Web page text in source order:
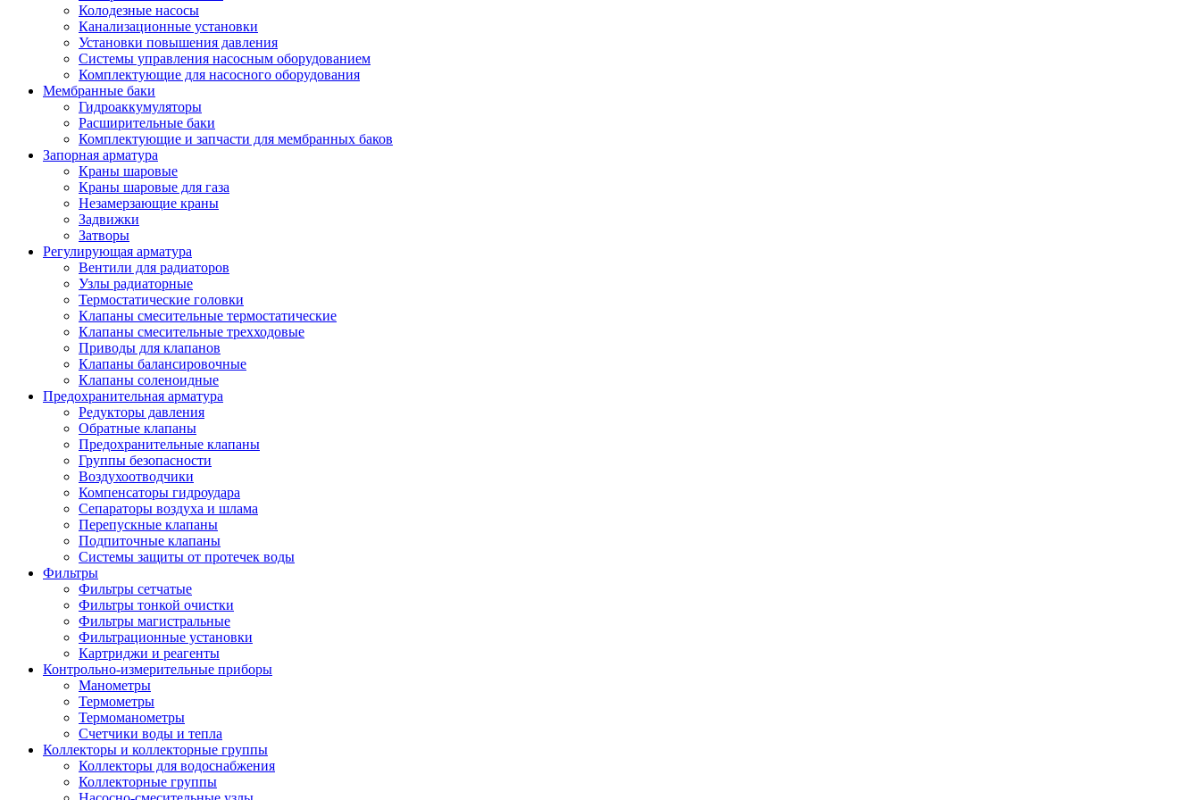
Колодезные насосы
Канализационные установки
Установки повышения давления
Системы управления насосным оборудованием
Комплектующие для насосного оборудования
Мембранные баки
Гидроаккумуляторы
Расширительные баки
Комплектующие и запчасти для мембранных баков
Запорная арматура
Краны шаровые
Краны шаровые для газа
Незамерзающие краны
Задвижки
Затворы
Регулирующая арматура
Вентили для радиаторов
Узлы радиаторные
Термостатические головки
Клапаны смесительные термостатические
Клапаны смесительные трехходовые
Приводы для клапанов
Клапаны балансировочные
Клапаны соленоидные
Предохранительная арматура
Редукторы давления
Обратные клапаны
Предохранительные клапаны
Группы безопасности
Воздухоотводчики
Компенсаторы гидроудара
Сепараторы воздуха и шлама
Перепускные клапаны
Подпиточные клапаны
Системы защиты от протечек воды
Фильтры
Фильтры сетчатые
Фильтры тонкой очистки
Фильтры магистральные
Фильтрационные установки
Картриджи и реагенты
Контрольно-измерительные приборы
Манометры
Термометры
Термоманометры
Счетчики воды и тепла
Коллекторы и коллекторные группы
Коллекторы для водоснабжения
Коллекторные группы